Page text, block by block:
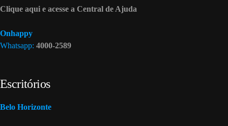
Clique aqui e acesse a Central de Ajuda
Onhappy
Whatsapp: 4000-2589
Escritórios
Belo Horizonte